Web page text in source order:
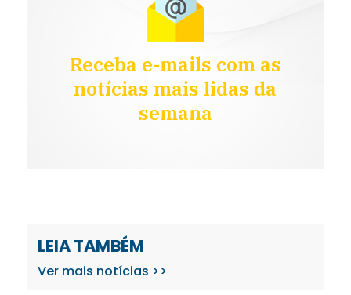
Receba e-mails com as
notícias mais lidas da
semana
LEIA TAMBÉM
Ver mais notícias >>